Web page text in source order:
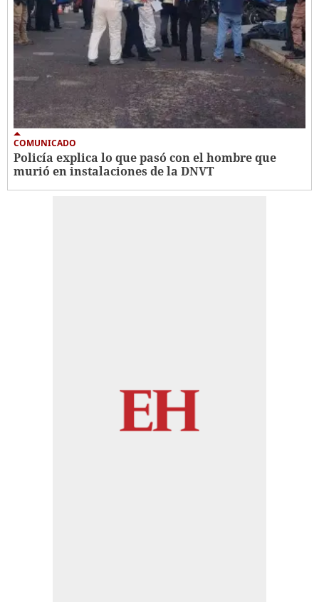
COMUNICADO
Policía explica lo que pasó con el hombre que
murió en instalaciones de la DNVT